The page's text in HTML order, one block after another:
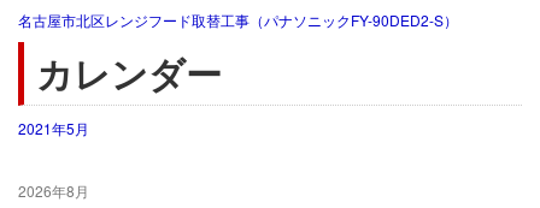
名古屋市北区レンジフード取替工事（パナソニックFY-90DED2-S）
カレンダー
2021年5月
2026年8月